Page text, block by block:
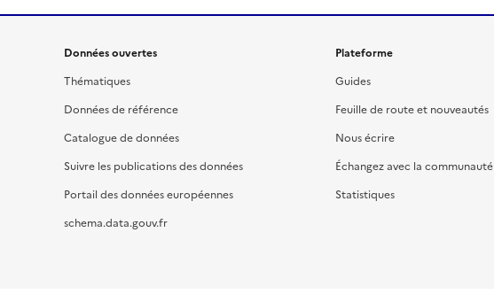
Données ouvertes
Thématiques
Données de référence
Catalogue de données
Suivre les publications des données
Portail des données européennes
schema.data.gouv.fr
Plateforme
Guides
Feuille de route et nouveautés
Nous écrire
Échangez avec la communauté
Statistiques